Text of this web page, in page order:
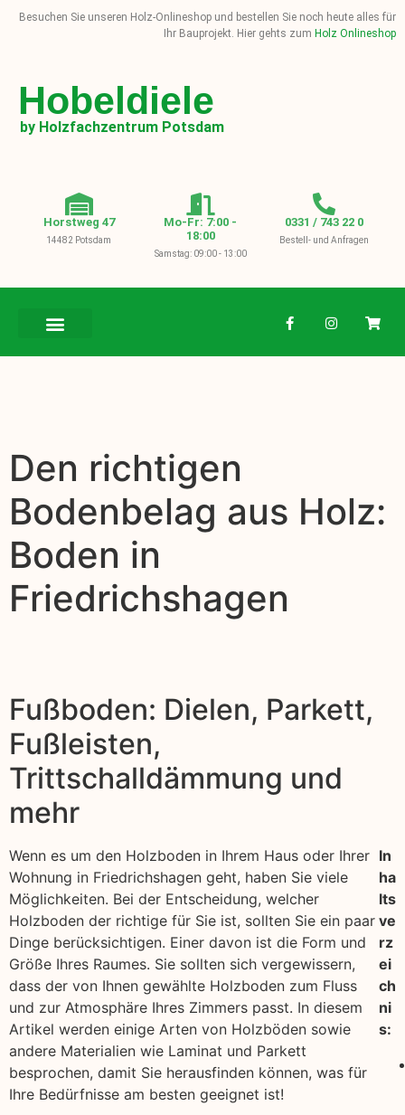
Besuchen Sie unseren Holz-Onlineshop und bestellen Sie noch heute alles für
Ihr Bauprojekt. Hier gehts zum Holz Onlineshop
Hobeldiele
by Holzfachzentrum Potsdam
Horstweg 47
14482 Potsdam
Mo-Fr: 7:00 -
18:00
Samstag: 09:00 - 13:00
0331 / 743 22 0
Bestell- und Anfragen
Den richtigen
Bodenbelag aus Holz:
Boden in
Friedrichshagen
Fußboden: Dielen, Parkett,
Fußleisten,
Trittschalldämmung und
mehr
Wenn es um den Holzboden in Ihrem Haus oder Ihrer
Wohnung in Friedrichshagen geht, haben Sie viele
Möglichkeiten. Bei der Entscheidung, welcher
Holzboden der richtige für Sie ist, sollten Sie ein paar
Dinge berücksichtigen. Einer davon ist die Form und
Größe Ihres Raumes. Sie sollten sich vergewissern,
dass der von Ihnen gewählte Holzboden zum Fluss
und zur Atmosphäre Ihres Zimmers passt. In diesem
Artikel werden einige Arten von Holzböden sowie
andere Materialien wie Laminat und Parkett
besprochen, damit Sie herausfinden können, was für
Ihre Bedürfnisse am besten geeignet ist!
In
ha
lts
ve
rz
ei
ch
ni
s: